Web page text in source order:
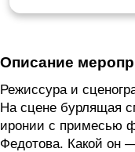
Описание
Режиссура и
На сцене бурлящая
иронии с примесью
Федотова. Какой он